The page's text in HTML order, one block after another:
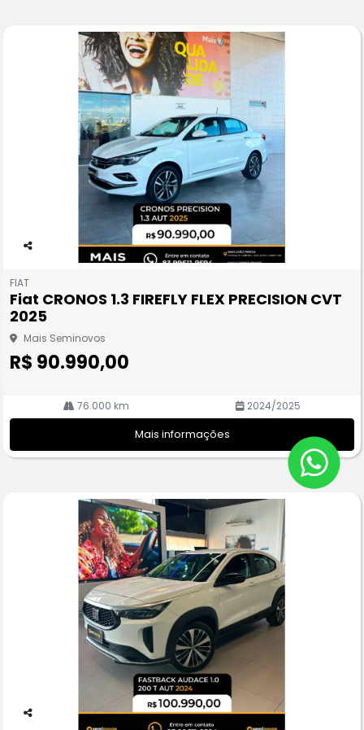
pa
rtil
he
FIAT
Fiat CRONOS 1.3 FIREFLY FLEX PRECISION CVT
2025
Mais Seminovos
R$ 90.990,00
76.000 km 2024/2025
Mais informações